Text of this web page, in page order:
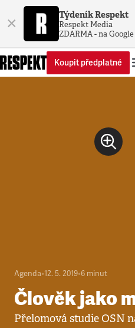
× Týdeník Respekt
Respekt Media
ZDARMA - na
Koupit předplatné
Agenda•12. 5. 2019•6 minut
Člověk jako
Přelomová studie OSN